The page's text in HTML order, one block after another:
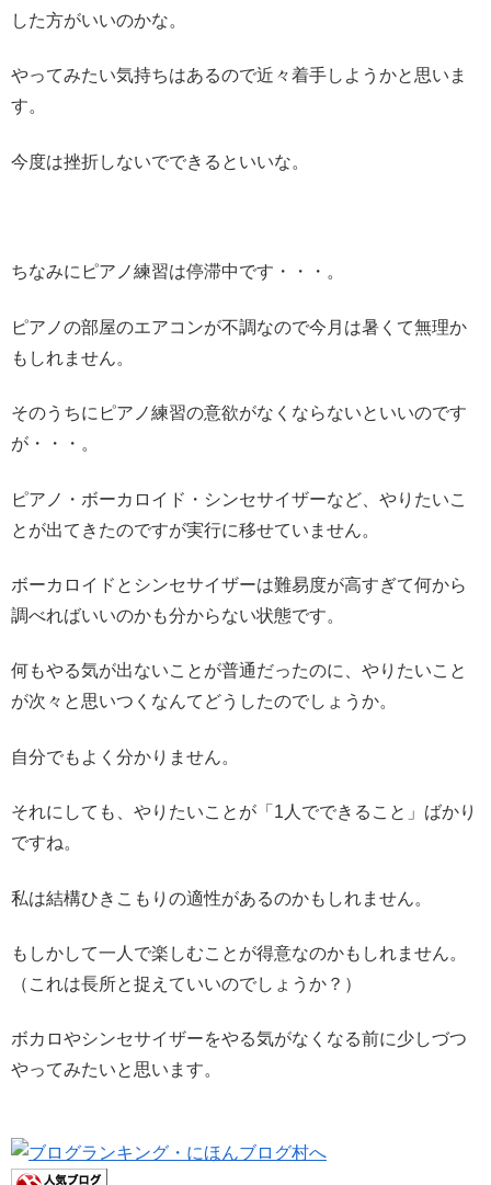
した方がいいのかな。
やってみたい気持ちはあるので近々着手しようかと思いま
す。
今度は挫折しないでできるといいな。
ちなみにピアノ練習は停滞中です・・・。
ピアノの部屋のエアコンが不調なので今月は暑くて無理か
もしれません。
そのうちにピアノ練習の意欲がなくならないといいのです
が・・・。
ピアノ・ボーカロイド・シンセサイザーなど、やりたいこ
とが出てきたのですが実行に移せていません。
ボーカロイドとシンセサイザーは難易度が高すぎて何から
調べればいいのかも分からない状態です。
何もやる気が出ないことが普通だったのに、やりたいこと
が次々と思いつくなんてどうしたのでしょうか。
自分でもよく分かりません。
それにしても、やりたいことが「1人でできること」ばかり
ですね。
私は結構ひきこもりの適性があるのかもしれません。
もしかして一人で楽しむことが得意なのかもしれません。
（これは長所と捉えていいのでしょうか？）
ボカロやシンセサイザーをやる気がなくなる前に少しづつ
やってみたいと思います。